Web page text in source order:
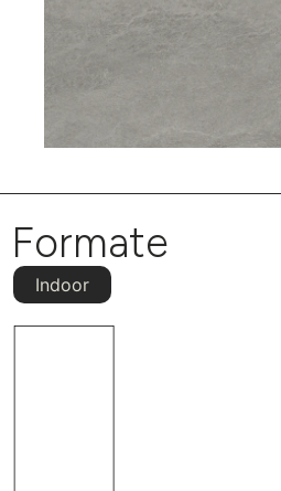
Formate
Indoor